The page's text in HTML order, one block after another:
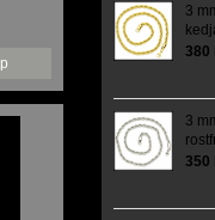
3
380
3
350